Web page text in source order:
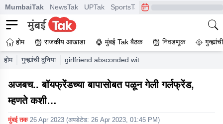
MumbaiTak NewsTak UPTak SportsTak CrimeTak
होम राजकीय आखाडा मुंबई Tak बैठक निवडणूक
होम गुन्ह्यांची दुनिया girlfriend absconded with boyfriend father uttar
अजबच.. बॉयफ्रेंडच्या बापासोबत पळून गेली गर्लफ्रेंड,
म्हणते कशी…
मुंबई तक 26 Apr 2023 (अपडेटेड: 26 Apr 2023, 01:45 PM)